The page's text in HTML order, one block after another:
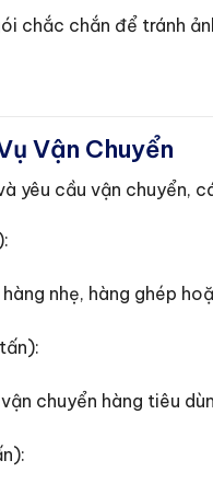
chắc chắn để tránh
Vận Chuyển
yêu cầu vận chuyển,
hàng nhẹ, hàng ghép
chuyển hàng tiêu